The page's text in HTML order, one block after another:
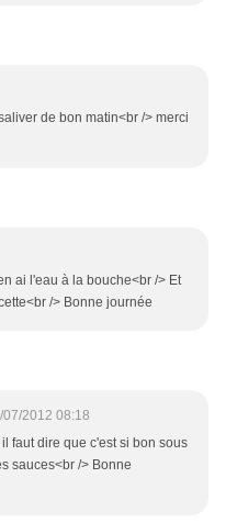
de bon matin<br /> merci
ai l'eau à la bouche<br /> Et
/> Bonne journée
07/2012 08:18
faut dire que c'est si bon sous
sauces<br /> Bonne